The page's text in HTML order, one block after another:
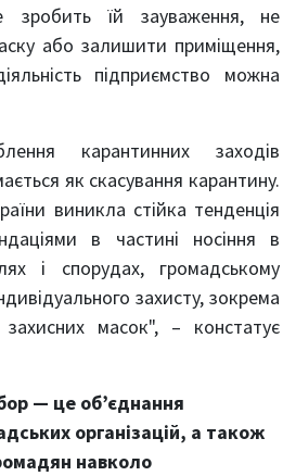
зробить їй зауваження, не
або залишити приміщення,
підприємство можна
карантинних заходів
як скасування карантину.
виникла стійка тенденція
в частині носіння в
і спорудах, громадському
захисту, зокрема
захисних масок", – констатує
— це об’єднання
організацій, а також
навколо